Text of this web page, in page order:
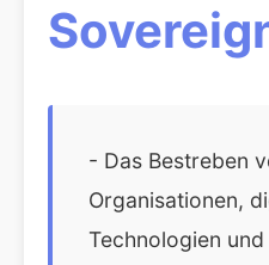
- Das Bestreben
Organisationen,
Technologien